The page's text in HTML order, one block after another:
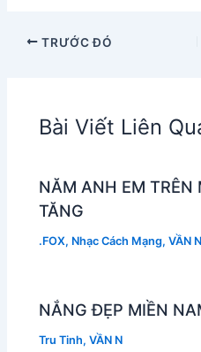
TRƯỚC ĐÓ
Bài Viết Liên
NĂM ANH EM TRÊN
TĂNG
.FOX, Nhạc Cách Mạng,VẦN N
NẮNG ĐẸP MIỀN
Tru Tinh,VẦN N